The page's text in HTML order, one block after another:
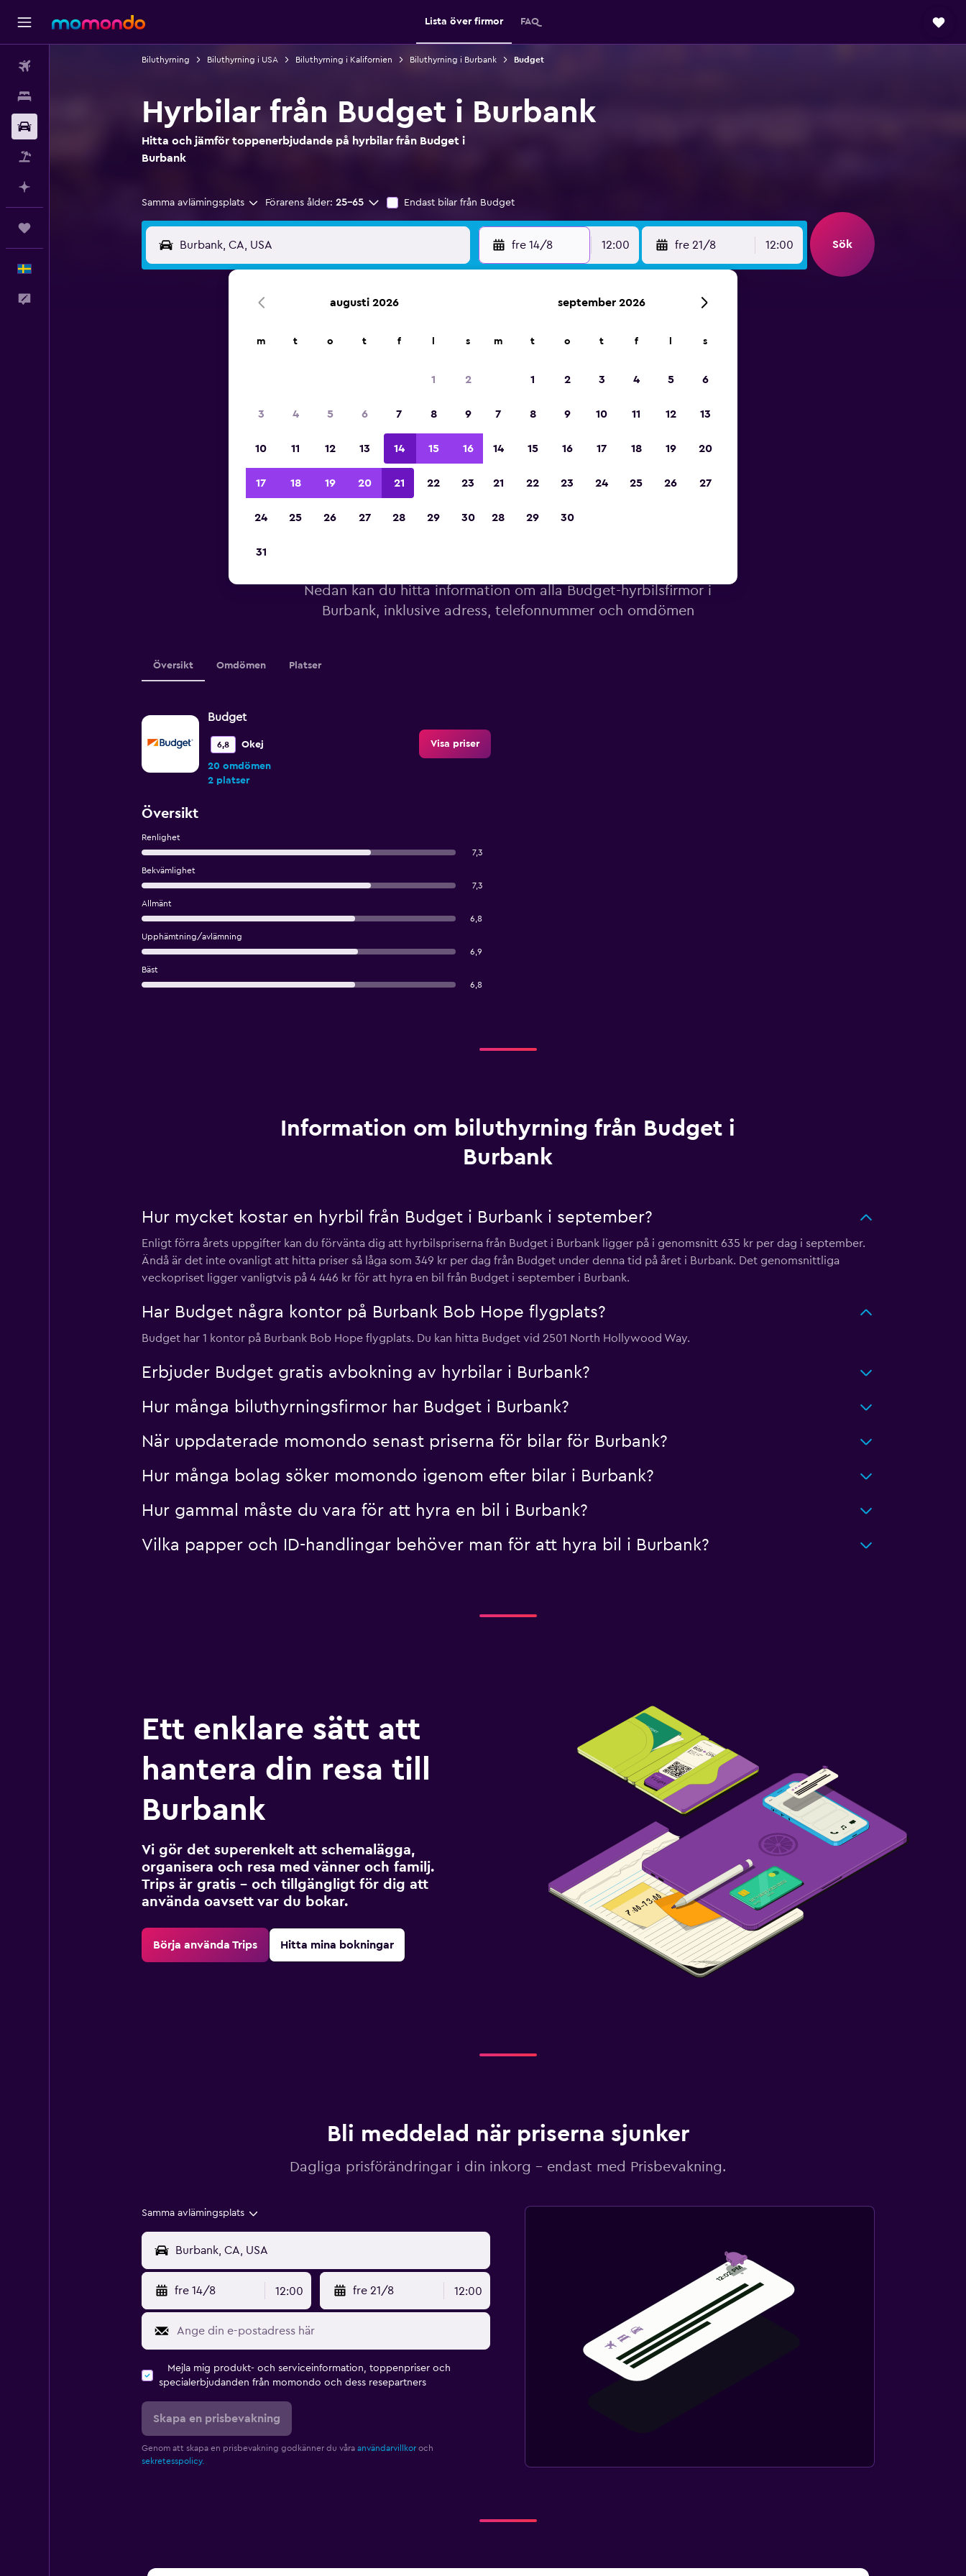
Lista över firmor FAQ
Biluthyrning Biluthyrning i USA Biluthyrning i Kalifornien Biluthyrning i Burbank Budget
Hyrbilar från Budget i Burbank
Hitta och jämför toppenerbjudande på hyrbilar från Budget i
Burbank
Samma avlämingsplats Förarens ålder: 25-65 Endast bilar från Budget
fre 14/8 12:00 fre 21/8 12:00 Sök
2023
Nedan kan du hitta information om alla Budget-hyrbilsfirmor i
Burbank, inklusive adress, telefonnummer och omdömen
Översikt Omdömen Platser
Budget
6,8 Okej
20 omdömen
2 platser
Visa priser
Översikt
Renlighet
7,3
Bekvämlighet
7,3
Allmänt
6,8
Upphämtning/avlämning
6,9
Bäst
6,8
Information om biluthyrning från Budget i
Burbank
Hur mycket kostar en hyrbil från Budget i Burbank i september?
Enligt förra årets uppgifter kan du förvänta dig att hyrbilspriserna från Budget i Burbank ligger på i genomsnitt 635 kr per dag i september.
Ändå är det inte ovanligt att hitta priser så låga som 349 kr per dag från Budget under denna tid på året i Burbank. Det genomsnittliga
veckopriset ligger vanligtvis på 4 446 kr för att hyra en bil från Budget i september i Burbank.
Har Budget några kontor på Burbank Bob Hope flygplats?
Budget har 1 kontor på Burbank Bob Hope flygplats. Du kan hitta Budget vid 2501 North Hollywood Way.
Erbjuder Budget gratis avbokning av hyrbilar i Burbank?
Hur många biluthyrningsfirmor har Budget i Burbank?
När uppdaterade momondo senast priserna för bilar för Burbank?
Hur många bolag söker momondo igenom efter bilar i Burbank?
Hur gammal måste du vara för att hyra en bil i Burbank?
Vilka papper och ID-handlingar behöver man för att hyra bil i Burbank?
Ett enklare sätt att
hantera din resa till
Burbank
Vi gör det superenkelt att schemalägga,
organisera och resa med vänner och familj.
Trips är gratis – och tillgängligt för dig att
använda oavsett var du bokar.
Börja använda Trips Hitta mina bokningar
Bli meddelad när priserna sjunker
Dagliga prisförändringar i din inkorg – endast med Prisbevakning.
Samma avlämingsplats
fre 14/8 12:00 fre 21/8 12:00
Mejla mig produkt- och serviceinformation, toppenpriser och
specialerbjudanden från momondo och dess resepartners
Skapa en prisbevakning
Genom att skapa en prisbevakning godkänner du våra användarvillkoroch
sekretesspolicy.
augusti 2026
m t o t f s
1 2
3 4 5 6 7 8 9
10 11 12 13 14 15 16
17 18 19 20 21 22 23
24 25 26 27 28 29 30
31
september 2026
m t o t f s
1 2 3 4 5 6
7 8 9 10 11 12 13
14 15 16 17 18 19 20
21 22 23 24 25 26 27
28 29 30